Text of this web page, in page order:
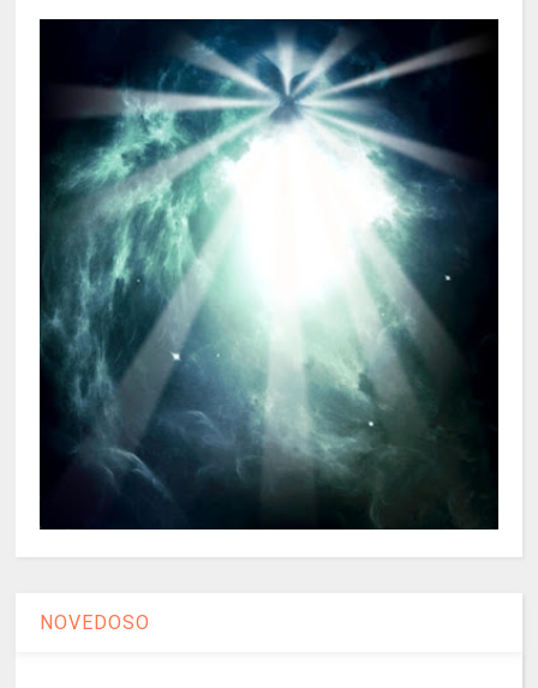
NOVEDOSO